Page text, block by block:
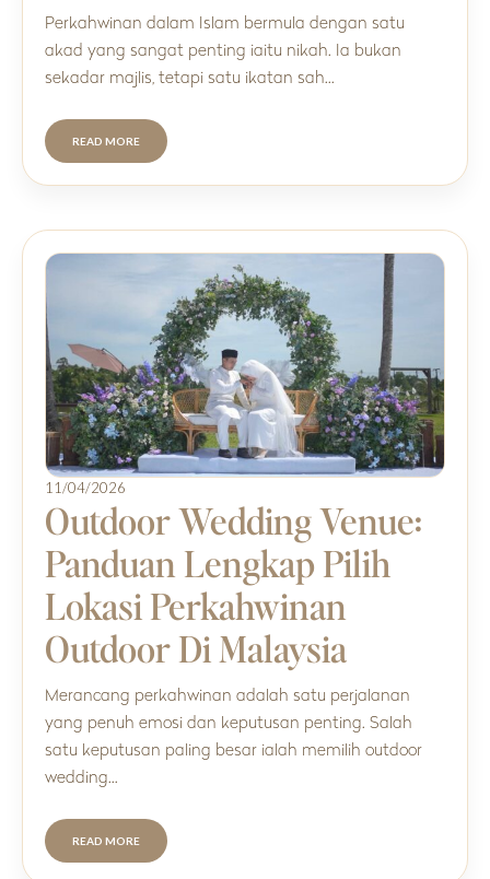
Perkahwinan dalam Islam bermula dengan satu
akad yang sangat penting iaitu nikah. Ia bukan
sekadar majlis, tetapi satu ikatan sah…
READ MORE
Outdoor Wedding Venue:
Panduan Lengkap Pilih
Lokasi Perkahwinan
Outdoor Di Malaysia
11/04/2026
Merancang perkahwinan adalah satu perjalanan
yang penuh emosi dan keputusan penting. Salah
satu keputusan paling besar ialah memilih outdoor
wedding…
READ MORE